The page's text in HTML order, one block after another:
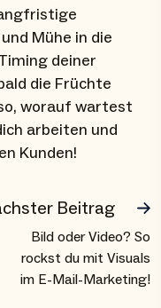
Mühe in die
deiner
die Früchte
worauf wartest
arbeiten und
Kunden!
Beitrag
Bild oder Video? So
rockst du mit Visuals
im E-Mail-Marketing!